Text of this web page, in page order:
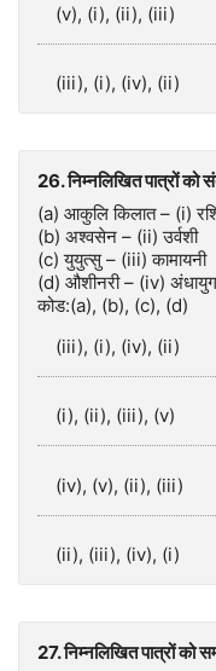
(v), (i), (ii), (iii)
(iii), (i), (iv), (ii)
26. निम्नलिखित पात्रों
(a) आकुलि किलात – (i)
(b) अश्वसेन – (ii) उर्वशी
(c) युयुत्सु – (iii) कामायनी
(d) औशीनरी – (iv) अंधायुग
कोड:(a), (b), (c), (d)
(iii), (i), (iv), (ii)
(i), (ii), (iii), (v)
(iv), (v), (ii), (iii)
(ii), (iii), (iv), (i)
27. निम्नलिखित पात्रों को